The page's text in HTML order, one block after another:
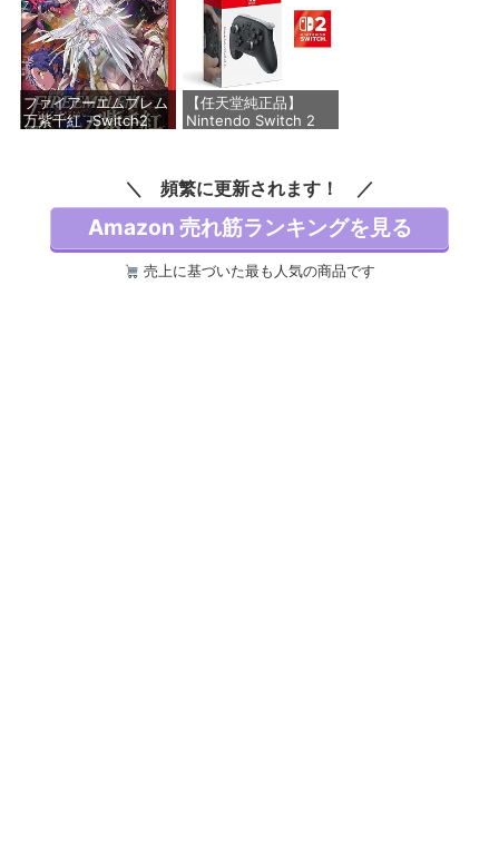
ファイアーエムブレム
万紫千紅 -Switch2
【任天堂純正品】
Nintendo Switch 2
Switch 2 ロゴデザイ
ンステッカー 同梱
価格：¥9,980
頻繁に更新されます！
Amazon 売れ筋ランキングを見る
売上に基づいた最も人気の商品です